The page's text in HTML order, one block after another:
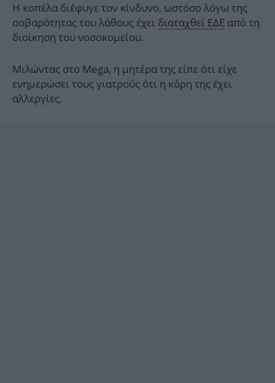
Η κοπέλα διέφυγε τον κίνδυνο, ωστόσο λόγω της
σοβαρότητας του λάθους έχει διαταχθεί ΕΔΕ από τη
διοίκηση του νοσοκομείου.
Μιλώντας στο Mega, η μητέρα της είπε ότι είχε
ενημερώσει τους γιατρούς ότι η κόρη της έχει
αλλεργίες.